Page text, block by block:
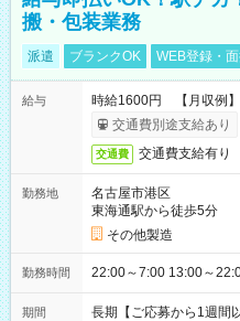
搬・包装業務
派遣 ブランクOK WEB登録・
給与
時給1600円 【月収例
交通費別途支給あり
交通費 交通費支給有り
勤務地
名古屋市港区
東海通駅から徒歩5分
その他製造
勤務時間
期間
長期【ご応募から1週間